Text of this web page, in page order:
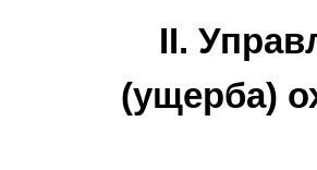
II.
(ущерба)